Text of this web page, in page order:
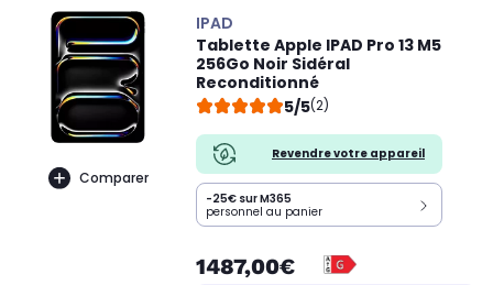
Comparer
IPAD
Tablette Apple IPAD Pro 13 M5
256Go Noir Sidéral
Reconditionné
5/5(2)
Revendre votre appareil
-25€ sur M365
personnel au panier
1487,00€